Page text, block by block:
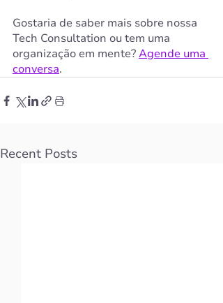
Gostaria de saber mais sobre nossa
Tech Consultation ou tem uma
organização em mente? Agende uma
conversa.
Recent Posts